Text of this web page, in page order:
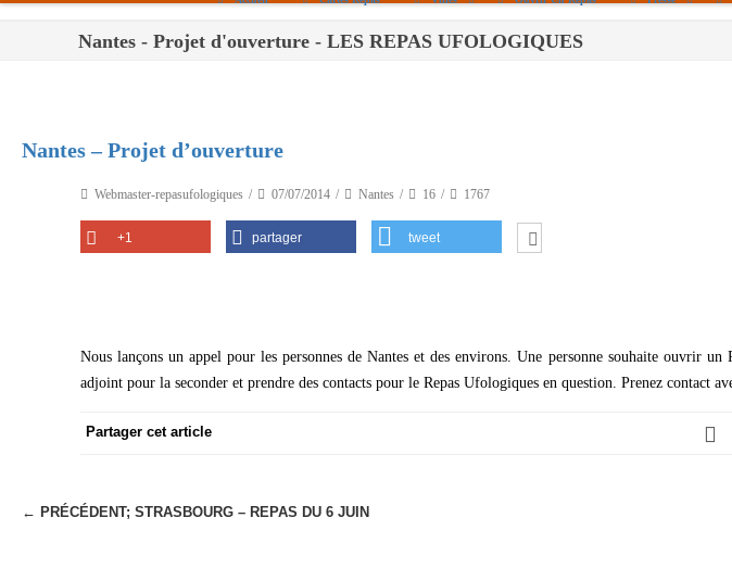
Paris
Tours
Nantes - Projet d'ouverture - LES REPAS UFOLOGIQUES
Nantes – Projet d’ouverture
Webmaster-repasufologiques 07/07/2014 Nantes 16 1767
+1 partager tweet
Nous lançons un appel pour les personnes de Nantes et des environs. Une personne souhaite ouvrir
adjoint pour la seconder et prendre des contacts pour le Repas Ufologiques en question. Prenez contact
Partager cet article
N
← PRÉCÉDENT; STRASBOURG – REPAS DU 6 JUIN